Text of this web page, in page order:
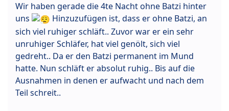
Wir haben gerade die 4te Nacht ohne Batzi hinter
uns
Hinzuzufügen ist, dass er ohne Batzi, an
sich viel ruhiger schläft.. Zuvor war er ein sehr
unruhiger Schläfer, hat viel genölt, sich viel
gedreht.. Da er den Batzi permanent im Mund
hatte. Nun schläft er absolut ruhig.. Bis auf die
Ausnahmen in denen er aufwacht und nach dem
Teil schreit..